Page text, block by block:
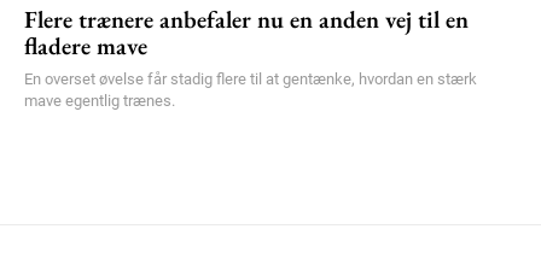
Flere trænere anbefaler nu en anden vej til en
fladere mave
En overset øvelse får stadig flere til at gentænke, hvordan en stærk
mave egentlig trænes.